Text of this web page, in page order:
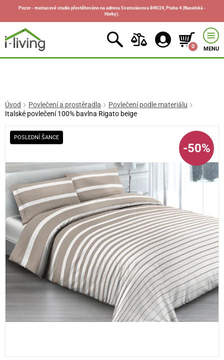
Pozor - matracové studio přestěhováno na adresu Svatoslavova 849/24, Praha 4 (Nuselská -
Horky).
0 MENU
Úvod Povlečení a prostěradla
Povlečení podle materiálu
Italské povlečení 100% bavlna Rigato beige
POSLEDNÍ ŠANCE
-50%